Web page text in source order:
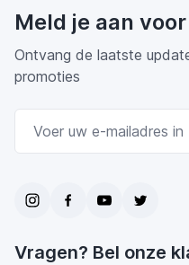
Meld je aan
Ontvang de laatste
promoties
Vragen? Bel onze